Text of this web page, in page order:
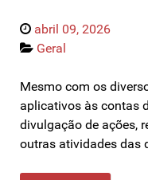
abril 09, 2026
Geral
Mesmo com os
aplicativos às contas
divulgação de ações,
outras atividades das